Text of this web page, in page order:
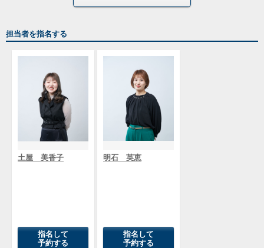
担当者を指名する
土屋 美香子
指名して
予約する
明石 英恵
指名して
予約する